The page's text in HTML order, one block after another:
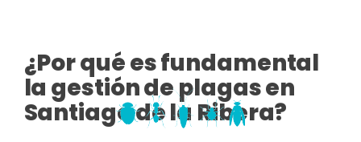
¿Por qué es fundamental
la gestión de plagas en
Santiago de la Ribera?